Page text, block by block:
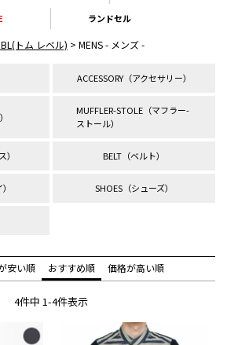
ランドセル
トム レベル) MENS - メンズ -
ACCESSORY（アクセサリー）
MUFFLER-STOLE（マフラー-
ストール）
BELT（ベルト）
SHOES（シューズ）
安い順 おすすめ順 価格が高い順
4件中 1-4件表示